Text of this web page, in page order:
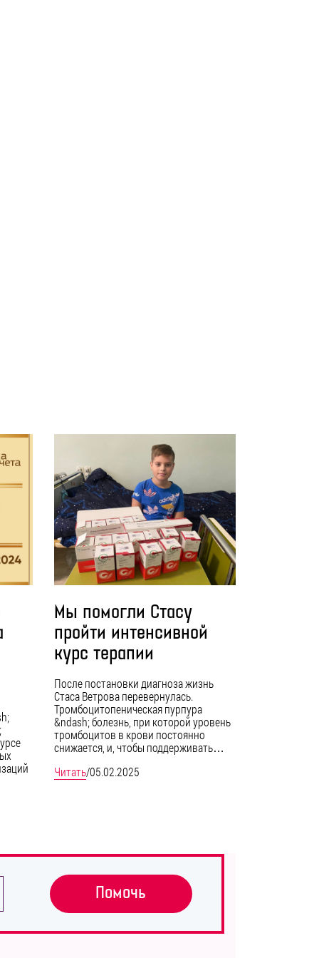
Мы помогли Стасу
пройти интенсивной
курс терапии
После постановки диагноза жизнь
Стаса Ветрова перевернулась.
Тромбоцитопеническая пурпура
&ndash; болезнь, при которой уровень
тромбоцитов в крови постоянно
снижается, и, чтобы поддерживать…
Читать/05.02.2025
Помочь